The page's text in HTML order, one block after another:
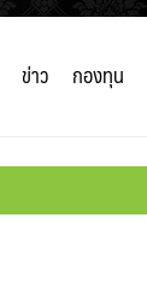
ข่าว กองทุน